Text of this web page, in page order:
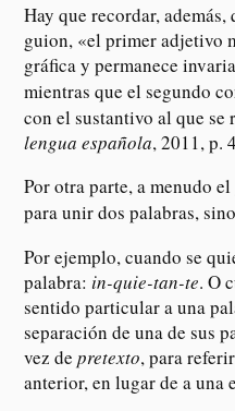
Hay que recordar,
guion, «el primer adjetivo
gráfica y permanece
mientras que el segundo
con el sustantivo al que se
lengua española, 2011, p.
Por otra parte, a menudo
para unir dos palabras,
Por ejemplo, cuando se
palabra:in-quie-tan-te. O
sentido particular a una
separación de una de sus
vez depretexto, para
anterior, en lugar de a una